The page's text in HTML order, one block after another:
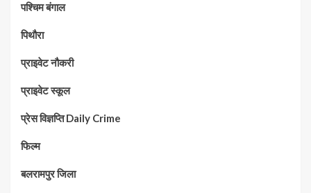
पश्चिम बंगाल
पिथौरा
प्राइवेट नौकरी
प्राइवेट स्कूल
प्रेस विज्ञप्ति Daily Crime
फिल्म
बलरामपुर जिला